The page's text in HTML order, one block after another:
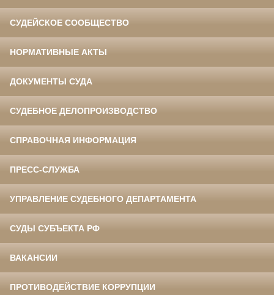
СУДЕЙСКОЕ СООБЩЕСТВО
НОРМАТИВНЫЕ АКТЫ
ДОКУМЕНТЫ СУДА
СУДЕБНОЕ ДЕЛОПРОИЗВОДСТВО
СПРАВОЧНАЯ ИНФОРМАЦИЯ
ПРЕСС-СЛУЖБА
УПРАВЛЕНИЕ СУДЕБНОГО ДЕПАРТАМЕНТА
СУДЫ СУБЪЕКТА РФ
ВАКАНСИИ
ПРОТИВОДЕЙСТВИЕ КОРРУПЦИИ